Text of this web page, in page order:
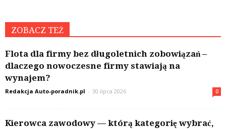
ZOBACZ TEŻ
Flota dla firmy bez długoletnich zobowiązań –
dlaczego nowoczesne firmy stawiają na
wynajem?
Redakcja Auto-poradnik.pl - 30 lipca 2026 0
Kierowca zawodowy — którą kategorię wybrać,